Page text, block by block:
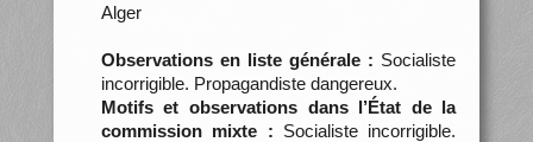
Alger
Observations en liste générale : Socialiste
incorrigible. Propagandiste dangereux.
Motifs et observations dans l’État de la
commission mixte : Socialiste incorrigible.